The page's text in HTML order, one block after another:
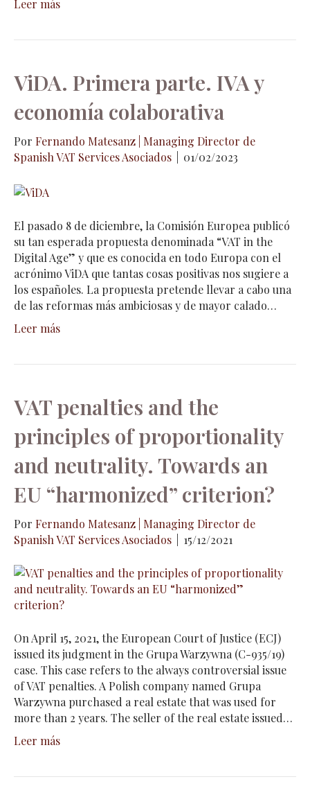
Leer más
ViDA. Primera parte. IVA y
economía colaborativa
Por Fernando Matesanz | Managing Director de
Spanish VAT Services Asociados
01/02/2023
El pasado 8 de diciembre, la Comisión Europea publicó
su tan esperada propuesta denominada “VAT in the
Digital Age” y que es conocida en todo Europa con el
acrónimo ViDA que tantas cosas positivas nos sugiere a
los españoles. La propuesta pretende llevar a cabo una
de las reformas más ambiciosas y de mayor calado…
Leer más
VAT penalties and the
principles of proportionality
and neutrality. Towards an
EU “harmonized” criterion?
Por Fernando Matesanz | Managing Director de
Spanish VAT Services Asociados
15/12/2021
On April 15, 2021, the European Court of Justice (ECJ)
issued its judgment in the Grupa Warzywna (C-935/19)
case. This case refers to the always controversial issue
of VAT penalties. A Polish company named Grupa
Warzywna purchased a real estate that was used for
more than 2 years. The seller of the real estate issued…
Leer más